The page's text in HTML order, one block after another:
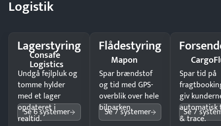
Logistik
Lagerstyring
Consafe
Logistics
Undgå fejlpluk og
tomme hylder
med et lager
opdateret i
realtid.
Se 6 systemer
Flådestyring
Mapon
Spar brændstof
og tid med GPS-
overblik over hele
bilparken.
Se 7 systemer
Spar tid på
giv
automatisk
& trace.
Se 7